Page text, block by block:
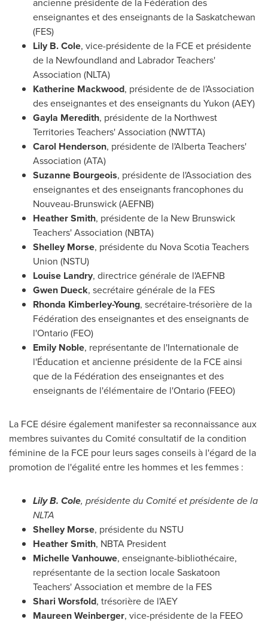
enseignantes et des enseignants de la Saskatchewan
(FES)
Lily B. Cole, vice-présidente de la FCE et présidente
de la Newfoundland and Labrador Teachers'
Association (NLTA)
Katherine Mackwood, présidente de de l'Association
des enseignantes et des enseignants du Yukon (AEY)
Gayla Meredith, présidente de la Northwest
Territories Teachers' Association (NWTTA)
Carol Henderson, présidente de l'Alberta Teachers'
Association (ATA)
Suzanne Bourgeois, présidente de l'Association des
enseignantes et des enseignants francophones du
Nouveau-Brunswick (AEFNB)
Heather Smith, présidente de la New Brunswick
Teachers' Association (NBTA)
Shelley Morse, présidente du Nova Scotia Teachers
Union (NSTU)
Louise Landry, directrice générale de l'AEFNB
Gwen Dueck, secrétaire générale de la FES
Rhonda Kimberley-Young, secrétaire-trésorière de la
Fédération des enseignantes et des enseignants de
l'Ontario (FEO)
Emily Noble, représentante de l'Internationale de
l'Éducation et ancienne présidente de la FCE ainsi
que de la Fédération des enseignantes et des
enseignants de l'élémentaire de l'Ontario (FEEO)
La FCE désire également manifester sa reconnaissance aux
membres suivantes du Comité consultatif de la condition
féminine de la FCE pour leurs sages conseils à l'égard de la
promotion de l'égalité entre les hommes et les femmes :
Lily B. Cole, présidente du Comité et présidente de la
NLTA
Shelley Morse, présidente du NSTU
Heather Smith, NBTA President
Michelle Vanhouwe, enseignante-bibliothécaire,
représentante de la section locale Saskatoon
Teachers' Association et membre de la FES
Shari Worsfold, trésorière de l'AEY
Maureen Weinberger, vice-présidente de la FEEO